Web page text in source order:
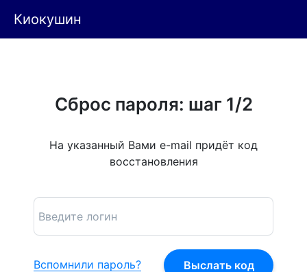
Киокушин
Сброс пароля: шаг 1/2
На указанный Вами e-mail придёт код
восстановления
Вспомнили пароль?